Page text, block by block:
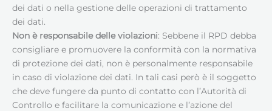
dei dati o nella gestione delle operazioni di trattamento
dei dati.
Non è responsabile delle violazioni: Sebbene il RPD debba
consigliare e promuovere la conformità con la normativa
di protezione dei dati, non è personalmente responsabile
in caso di violazione dei dati. In tali casi però è il soggetto
che deve fungere da punto di contatto con l’Autorità di
Controllo e facilitare la comunicazione e l’azione del